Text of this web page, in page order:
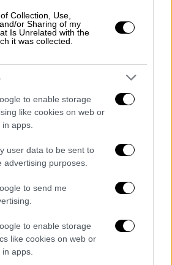
Collection, Use,
or Sharing of my
Is Unrelated with the
it was collected.
to enable storage
like cookies on web or
apps.
user data to be sent to
advertising purposes.
to send me
to enable storage
like cookies on web or
apps.
το Κεντρικό Νευρικό
κρουσμάτων:
ανοσοκατεσταλμένα
εγκυμονούσες και
νεογνά.
εκ των δύο εγκύων,
αποβολή και σε μία (1-
ΕΟΔΥ
της λήψης μέτρων για
δημόσιας υγείας έχει